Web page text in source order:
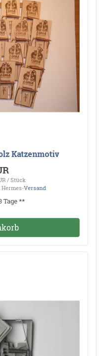
Katzenmotiv
/ Stück
Hermes-Versand
Tage **